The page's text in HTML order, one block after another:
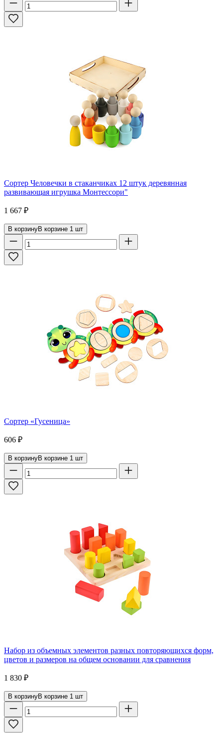
Сортер Человечки в стаканчиках 12 штук деревянная
развивающая игрушка Монтессори"
1 667 ₽
В корзинуВ корзине 1 шт
Сортер «Гусеница»
606 ₽
В корзинуВ корзине 1 шт
Набор из объемных элементов разных повторяющихся форм,
цветов и размеров на общем основании для сравнения
1 830 ₽
В корзинуВ корзине 1 шт